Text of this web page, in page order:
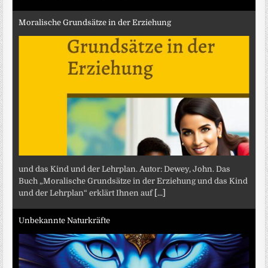
Moralische Grundsätze in der Erziehung
und das Kind und der Lehrplan. Autor: Dewey, John. Das
Buch „Moralische Grundsätze in der Erziehung und das Kind
und der Lehrplan“ erklärt Ihnen auf [...]
Unbekannte Naturkräfte